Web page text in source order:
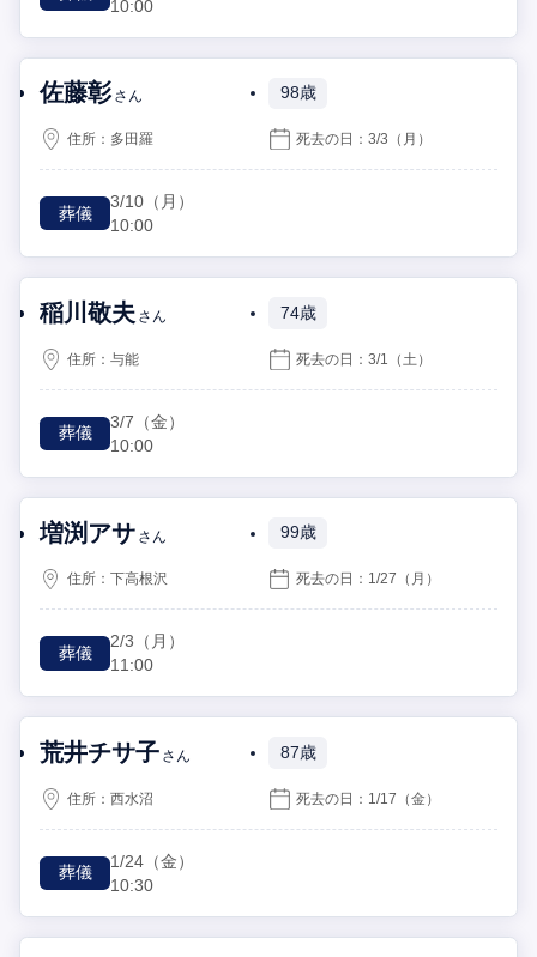
10:00
佐藤彰 さん 98歳
住所： 多田羅 死去の日：3/3 （月）
葬儀
3/10 （月）
10:00
稲川敬夫 さん 74歳
住所：与能 死去の日：3/1 （土）
葬儀
3/7 （金）
10:00
増渕アサ さん 99歳
住所：下高根沢 死去の日： 1/27 （月）
葬儀
2/3 （月）
11:00
荒井チサ子 さん 87歳
住所：西水沼 死去の日： 1/17 （金）
葬儀
1/24 （金）
10:30